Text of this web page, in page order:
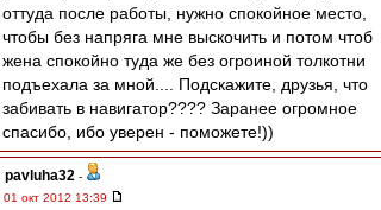
оттуда после работы, нужно спокойное место,
чтобы без напряга мне выскочить и потом чтоб
жена спокойно туда же без огроиной толкотни
подъехала за мной.... Подскажите, друзья, что
забивать в навигатор???? Заранее огромное
спасибо, ибо уверен - поможете!))
pavluha32 -
01 окт 2012 13:39